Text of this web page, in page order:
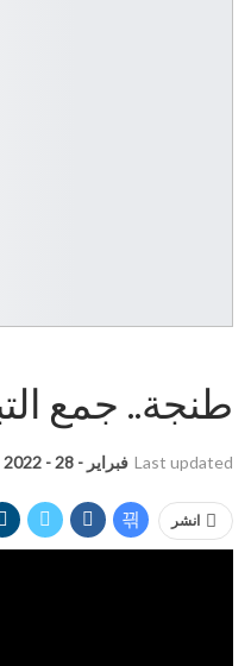
طنجة.. جمع
Last updated فبراير - 28 - 2022
انشر